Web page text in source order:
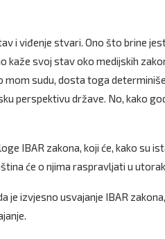
i viđenje stvari. Ono što brine
kaže svoj stav oko medijskih
mom sudu, dosta toga
perspektivu države. No, kako
IBAR zakona, koji će, kako su
će o njima raspravljati u
je izvjesno usvajanje IBAR